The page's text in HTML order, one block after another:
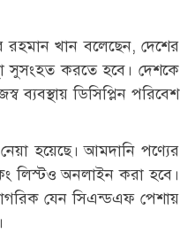
রহমান খান বলেছেন, দেশের
সুসংহত করতে হবে। দেশকে
ব্যবস্থায় ডিসিপ্লিন পরিবেশ
হয়েছে। আমদানি পণ্যের
লিস্টও অনলাইন করা হবে।
যেন সিএন্ডএফ পেশায়